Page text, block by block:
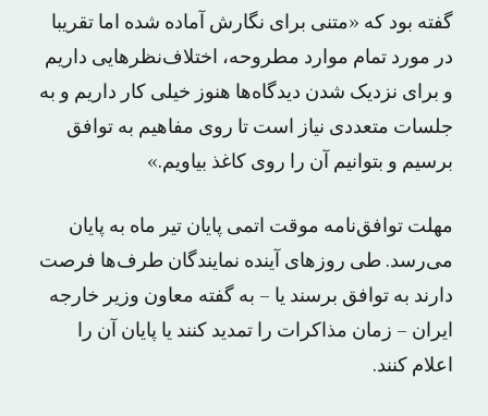
گفته بود که «متنی برای نگارش آماده شده اما تقریبا
در مورد تمام موارد مطروحه، اختلاف‌نظرهایی داریم
و برای نزدیک شدن دیدگاه‌ها هنوز خیلی کار داریم و به
جلسات متعددی نیاز است تا روی مفاهیم به توافق
برسیم و بتوانیم آن را روی کاغذ بیاویم.»
مهلت توافق‌نامه موقت اتمی پایان تیر ماه به پایان
می‌رسد. طی روزهای آینده نمایندگان طرف‌ها فرصت
دارند به توافق برسند یا – به گفته معاون وزیر خارجه
ایران – زمان مذاکرات را تمدید کنند یا پایان آن را
اعلام کنند.